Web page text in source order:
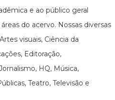
e ao público geral
do acervo. Nossas diversas
visuais, Ciência da
Editoração,
HQ, Música,
Teatro, Televisão e